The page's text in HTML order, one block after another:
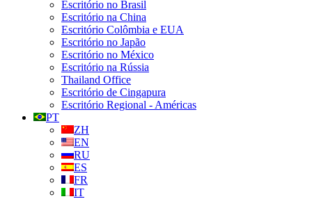
Escritório no Brasil
Escritório na China
Escritório Colômbia e EUA
Escritório no Japão
Escritório no México
Escritório na Rússia
Thailand Office
Escritório de Cingapura
Escritório Regional - Américas
PT
ZH
EN
RU
ES
FR
IT